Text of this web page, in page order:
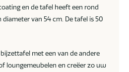
en de tafel heeft een rond
van 54 cm. De tafel is 50
met een van de andere
loungemeubelen en creëer zo uw